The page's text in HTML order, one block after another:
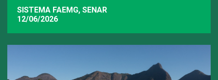
SISTEMA FAEMG, SENAR
12/06/2026